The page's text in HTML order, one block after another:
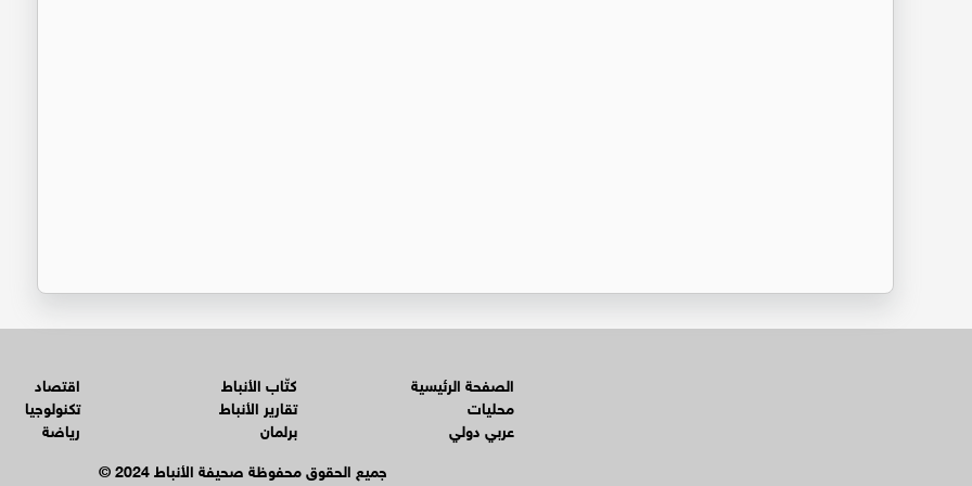
الصفحة الرئيسية
محليات
عربي دولي
كتّاب الأنباط
تقارير الأنباط
برلمان
اقتصاد
تكنولوجيا
رياضة
© جميع الحقوق محفوظة صحيفة الأنباط 2024